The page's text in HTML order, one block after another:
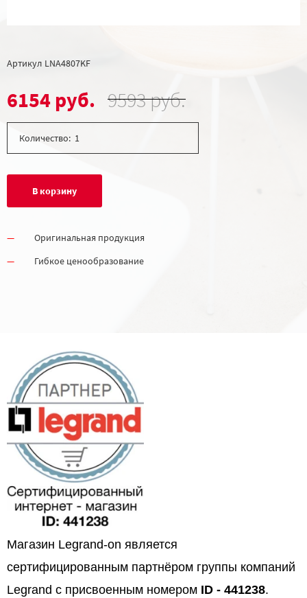
Артикул LNA4807KF
6154 руб. 9593 руб.
Количество:
В корзину
Оригинальная продукция
Гибкое ценообразование
Магазин Legrand-on является
сертифицированным партнёром группы компаний
Legrand с присвоенным номером ID - 441238.